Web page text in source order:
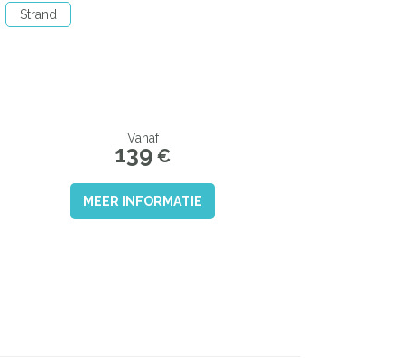
Strand
Vanaf
139 €
MEER INFORMATIE